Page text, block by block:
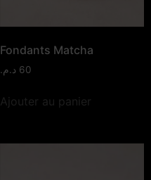
Fondants Matcha
60 د.م.
Ajouter au panier